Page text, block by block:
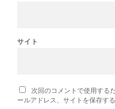
サイト
次回のコメントで使用する
ールアドレス、サイトを保存する